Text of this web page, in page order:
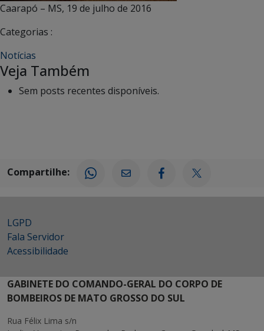
Caarapó – MS, 19 de julho de 2016
Categorias :
Notícias
Veja Também
Sem posts recentes disponíveis.
Compartilhe:
LGPD
Fala Servidor
Acessibilidade
GABINETE DO COMANDO-GERAL DO CORPO DE
BOMBEIROS DE MATO GROSSO DO SUL
Rua Félix Lima s/n